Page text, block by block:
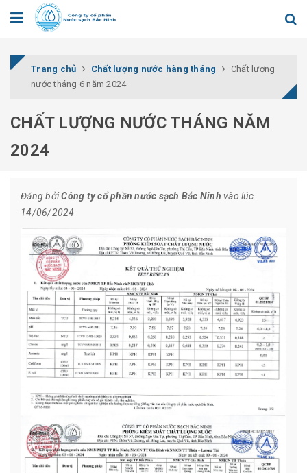
Trang chủ Chất lượng nước hàng tháng
Chất lượng
nước tháng 6 năm 2024
CHẤT LƯỢNG NƯỚC THÁNG NĂM
2024
Đăng bởiCông ty cổ phần nước sạch Bắc Ninh vào lúc
14/06/2024